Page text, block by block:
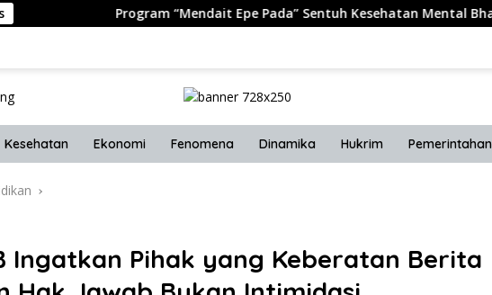
Program “Mendait Epe Pada” Sentuh Kesehatan Mental Bhabinkamtibmas
Kesehatan Ekonomi Fenomena Dinamika Hukrim Pemerintahan
Ingatkan Pihak yang Keberatan Berita